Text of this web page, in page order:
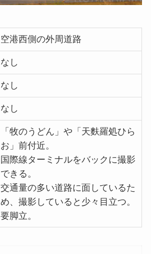
空港西側の外周道路
なし
なし
なし
「牧のうどん」や「天麩羅処ひら
お」前付近。
国際線ターミナルをバックに撮影
できる。
交通量の多い道路に面しているた
め、撮影していると少々目立つ。
要脚立。